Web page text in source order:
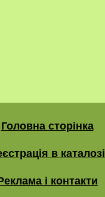
Головна сторінка
в каталозі
і контакти